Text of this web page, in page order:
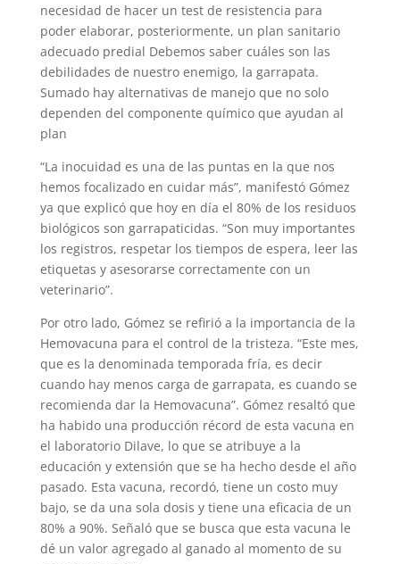
necesidad de hacer un test de resistencia para
poder elaborar, posteriormente, un plan sanitario
adecuado predial Debemos saber cuáles son las
debilidades de nuestro enemigo, la garrapata.
Sumado hay alternativas de manejo que no solo
dependen del componente químico que ayudan al
plan
“La inocuidad es una de las puntas en la que nos
hemos focalizado en cuidar más”, manifestó Gómez
ya que explicó que hoy en día el 80% de los residuos
biológicos son garrapaticidas. “Son muy importantes
los registros, respetar los tiempos de espera, leer las
etiquetas y asesorarse correctamente con un
veterinario”.
Por otro lado, Gómez se refirió a la importancia de la
Hemovacuna para el control de la tristeza. “Este mes,
que es la denominada temporada fría, es decir
cuando hay menos carga de garrapata, es cuando se
recomienda dar la Hemovacuna”. Gómez resaltó que
ha habido una producción récord de esta vacuna en
el laboratorio Dilave, lo que se atribuye a la
educación y extensión que se ha hecho desde el año
pasado. Esta vacuna, recordó, tiene un costo muy
bajo, se da una sola dosis y tiene una eficacia de un
80% a 90%. Señaló que se busca que esta vacuna le
dé un valor agregado al ganado al momento de su